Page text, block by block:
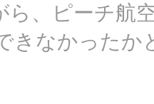
ら、ピーチ航
きなかったか